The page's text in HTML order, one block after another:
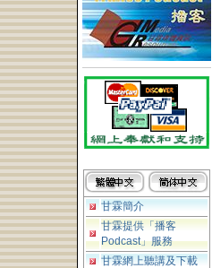
甘霖簡介
甘霖提供「播客
Podcast」服務
甘霖網上聽講及下載